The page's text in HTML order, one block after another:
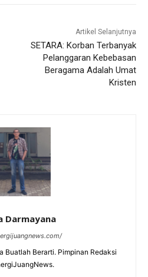
Artikel Selanjutnya
SETARA: Korban Terbanyak
Pelanggaran Kebebasan
Beragama Adalah Umat
Kristen
Darmayana
Buatlah Berarti. Pimpinan Redaksi